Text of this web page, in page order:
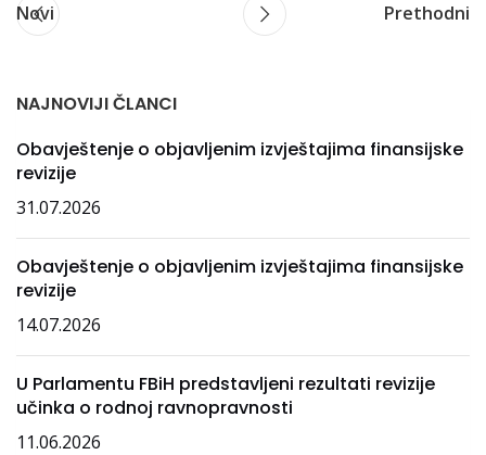
Novi Prethodni
NAJNOVIJI ČLANCI
Obavještenje o objavljenim izvještajima finansijske
revizije
31.07.2026
Obavještenje o objavljenim izvještajima finansijske
revizije
14.07.2026
U Parlamentu FBiH predstavljeni rezultati revizije
učinka o rodnoj ravnopravnosti
11.06.2026